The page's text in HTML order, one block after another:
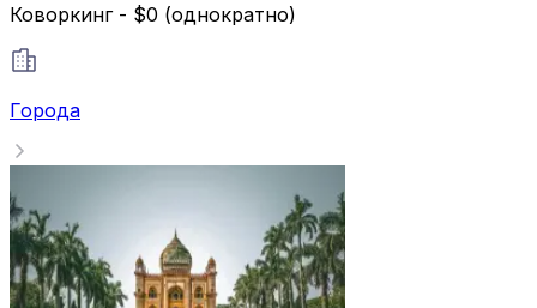
Коворкинг - $0 (однократно)
Города